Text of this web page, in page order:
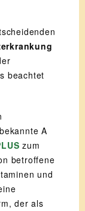
beachtet
A
zum
betroffene
und
der als